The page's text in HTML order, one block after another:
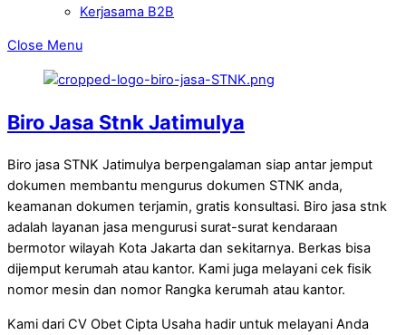
Kerjasama B2B
Close Menu
Biro Jasa Stnk Jatimulya
Biro jasa STNK Jatimulya berpengalaman siap antar jemput
dokumen membantu mengurus dokumen STNK anda,
keamanan dokumen terjamin, gratis konsultasi. Biro jasa stnk
adalah layanan jasa mengurusi surat-surat kendaraan
bermotor wilayah Kota Jakarta dan sekitarnya. Berkas bisa
dijemput kerumah atau kantor. Kami juga melayani cek fisik
nomor mesin dan nomor Rangka kerumah atau kantor.
Kami dari CV Obet Cipta Usaha hadir untuk melayani Anda